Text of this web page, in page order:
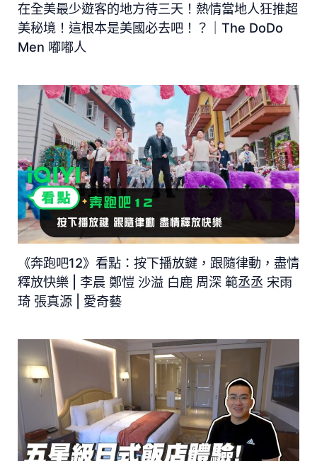
在全美最少遊客的地方待三天！熱情當地人狂推超
美秘境！這根本是美國必去吧！？｜The DoDo
Men 嘟嘟人
《奔跑吧12》看點：按下播放鍵，跟隨律動，盡情
釋放快樂 | 李晨 鄭愷 沙溢 白鹿 周深 範丞丞 宋雨
琦 張真源 | 愛奇藝